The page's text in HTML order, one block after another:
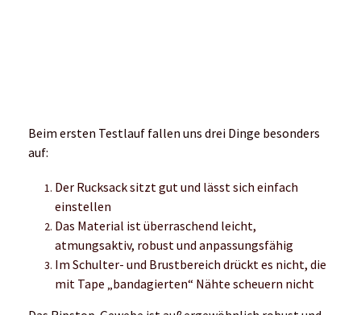
dabei erstaunlich leicht. Auch bei sehr Kletter-lastigen
Strecken oder Wanderungen im alpinen Gelände ist der
unseren bisherigen Läufen einen wasserdichten
Eindruck.
Die Flügelkonstruktion aus Stretchgewebe sorgt am
Rücken und an den Seiten für einen sehr sicheren,
bequemen und scheuerfreien Sitz. Der Rucksack ist für
Frauenkörper konzipiert – vor allem im Brust- und